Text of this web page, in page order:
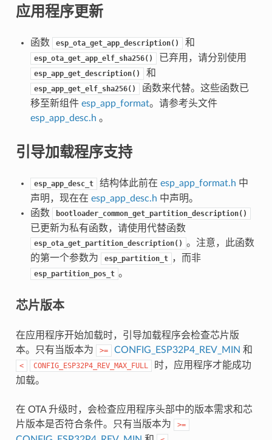
应用程序更新
函数 esp_ota_get_app_description() 和
esp_ota_get_app_elf_sha256() 已弃用，请分别使用
esp_app_get_description() 和
esp_app_get_elf_sha256()
函数来代替。这些函数已
移至新组件 esp_app_format。请参考头文件
esp_app_desc.h 。
引导加载程序支持
esp_app_desc_t 结构体此前在 esp_app_format.h 中
声明，现在在 esp_app_desc.h 中声明。
函数
bootloader_common_get_partition_description()
已更新为私有函数，请使用代替函数
esp_ota_get_partition_description() 。注意，此函数
的第一个参数为
esp_partition_t ，而非
esp_partition_pos_t 。
芯片版本
在应用程序开始加载时，引导加载程序会检查芯片版
本。只有当版本为
>= CONFIG_ESP32P4_REV_MIN 和
< CONFIG_ESP32P4_REV_MAX_FULL
时，应用程序才能成功
加载。
在 OTA 升级时，会检查应用程序头部中的版本需求和芯
片版本是否符合条件。只有当版本为
>=